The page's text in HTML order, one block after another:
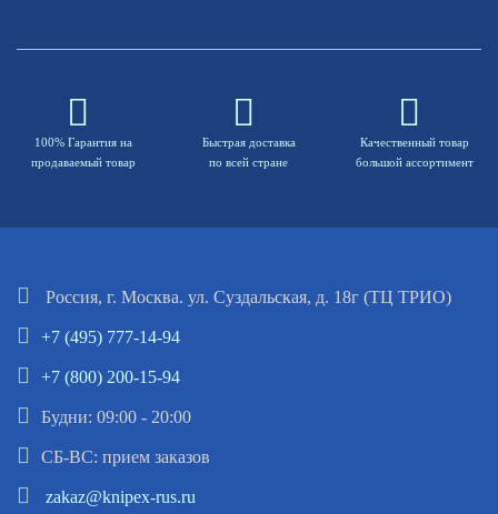
100% Гарантия на
продаваемый товар
Быстрая доставка
по всей стране
Качественный товар
большой ассортимент
Россия, г. Москва. ул. Суздальская, д. 18г (ТЦ ТРИО)
+7 (495) 777-14-94
+7 (800) 200-15-94
Будни: 09:00 - 20:00
СБ-ВС: прием заказов
zakaz@knipex-rus.ru